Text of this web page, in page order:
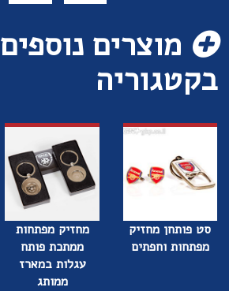
מוצרים נוספים
בקטגוריה
סט פותחן מחזיק
מפתחות וחפתים
מחזיק מפתחות
ממתכת פותח
עגלות במארז
ממותג